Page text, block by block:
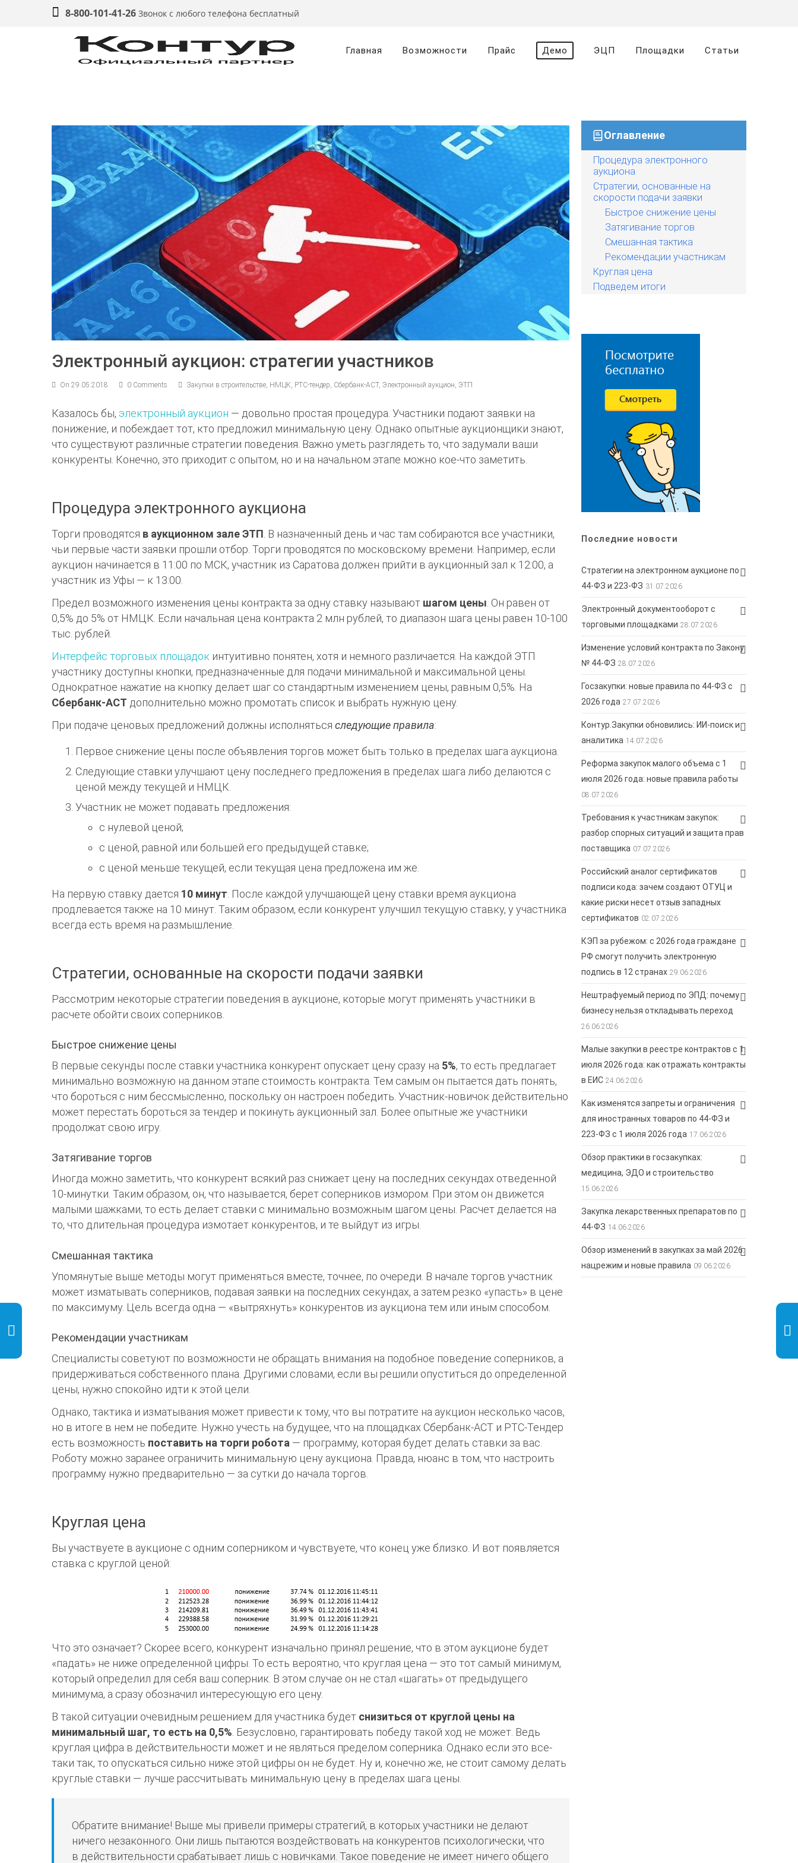
8-800-101-41-26 Звонок с любого телефона бесплатный
Главная Возможности Прайс Демо ЭЦП Площадки Статьи
Электронный аукцион: стратегии участников
On 29.05.2018 0 Comments Закупки в строительстве, НМЦК, РТС-тендер, Сбербанк-АСТ, Электронный аукцион, ЭТП
Казалось бы, электронный аукцион — довольно простая процедура. Участники подают заявки на
понижение, и побеждает тот, кто предложил минимальную цену. Однако опытные аукционщики знают,
что существуют различные стратегии поведения. Важно уметь разглядеть то, что задумали ваши
конкуренты. Конечно, это приходит с опытом, но и на начальном этапе можно кое-что заметить.
Процедура электронного аукциона
Торги проводятся в аукционном зале ЭТП . В назначенный день и час там собираются все участники,
чьи первые части заявки прошли отбор. Торги проводятся по московскому времени. Например, если
аукцион начинается в 11:00 по МСК, участник из Саратова должен прийти в аукционный зал к 12:00, а
участник из Уфы — к 13:00.
Предел возможного изменения цены контракта за одну ставку называют шагом цены . Он равен от
0,5% до 5% от НМЦК. Если начальная цена контракта 2 млн рублей, то диапазон шага цены равен 10-100
тыс. рублей.
Интерфейс торговых площадок интуитивно понятен, хотя и немного различается. На каждой ЭТП
участнику доступны кнопки, предназначенные для подачи минимальной и максимальной цены.
Однократное нажатие на кнопку делает шаг со стандартным изменением цены, равным 0,5%. На
Сбербанк-АСТ дополнительно можно промотать список и выбрать нужную цену.
При подаче ценовых предложений должны исполнятьсяследующие правила:
Первое снижение цены после объявления торгов может быть только в пределах шага аукциона.
Следующие ставки улучшают цену последнего предложения в пределах шага либо делаются с
ценой между текущей и НМЦК.
Участник не может подавать предложения:
с нулевой ценой;
с ценой, равной или большей его предыдущей ставке;
с ценой меньше текущей, если текущая цена предложена им же.
На первую ставку дается 10 минут . После каждой улучшающей цену ставки время аукциона
продлевается также на 10 минут. Таким образом, если конкурент улучшил текущую ставку, у участника
всегда есть время на размышление.
Стратегии, основанные на скорости подачи заявки
Рассмотрим некоторые стратегии поведения в аукционе, которые могут применять участники в
расчете обойти своих соперников.
Быстрое снижение цены
В первые секунды после ставки участника конкурент опускает цену сразу на 5%, то есть предлагает
минимально возможную на данном этапе стоимость контракта. Тем самым он пытается дать понять,
что бороться с ним бессмысленно, поскольку он настроен победить. Участник-новичок действительно
может перестать бороться за тендер и покинуть аукционный зал. Более опытные же участники
продолжат свою игру.
Затягивание торгов
Иногда можно заметить, что конкурент всякий раз снижает цену на последних секундах отведенной
10-минутки. Таким образом, он, что называется, берет соперников измором. При этом он движется
малыми шажками, то есть делает ставки с минимально возможным шагом цены. Расчет делается на
то, что длительная процедура измотает конкурентов, и те выйдут из игры.
Смешанная тактика
Упомянутые выше методы могут применяться вместе, точнее, по очереди. В начале торгов участник
может изматывать соперников, подавая заявки на последних секундах, а затем резко «упасть» в цене
по максимуму. Цель всегда одна — «вытряхнуть» конкурентов из аукциона тем или иным способом.
Рекомендации участникам
Специалисты советуют по возможности не обращать внимания на подобное поведение соперников, а
придерживаться собственного плана. Другими словами, если вы решили опуститься до определенной
цены, нужно спокойно идти к этой цели.
Однако, тактика и изматывания может привести к тому, что вы потратите на аукцион несколько часов,
но в итоге в нем не победите. Нужно учесть на будущее, что на площадках Сбербанк-АСТ и РТС-Тендер
есть возможность поставить на торги робота — программу, которая будет делать ставки за вас.
Роботу можно заранее ограничить минимальную цену аукциона. Правда, нюанс в том, что настроить
программу нужно предварительно — за сутки до начала торгов.
Круглая цена
Вы участвуете в аукционе с одним соперником и чувствуете, что конец уже близко. И вот появляется
ставка с круглой ценой:
Что это означает? Скорее всего, конкурент изначально принял решение, что в этом аукционе будет
«падать» не ниже определенной цифры. То есть вероятно, что круглая цена — это тот самый минимум,
который определил для себя ваш соперник. В этом случае он не стал «шагать» от предыдущего
минимума, а сразу обозначил интересующую его цену.
В такой ситуации очевидным решением для участника будет снизиться от круглой цены на
минимальный шаг, то есть на 0,5%. Безусловно, гарантировать победу такой ход не может. Ведь
круглая цифра в действительности может и не являться пределом соперника. Однако если это все-
таки так, то опускаться сильно ниже этой цифры он не будет. Ну и, конечно же, не стоит самому делать
круглые ставки — лучше рассчитывать минимальную цену в пределах шага цены.
Обратите внимание! Выше мы привели примеры стратегий, в которых участники не делают
ничего незаконного. Они лишь пытаются воздействовать на конкурентов психологически, что
в действительности срабатывает лишь с новичками. Такое поведение не имеет ничего общего
Оглавление
Процедура электронного
аукциона
Стратегии, основанные на
скорости подачи заявки
Быстрое снижение цены
Затягивание торгов
Смешанная тактика
Рекомендации участникам
Круглая цена
Подведем итоги
Последние новости
Стратегии на электронном аукционе по
44-ФЗ и 223-ФЗ 31.07.2026
Электронный документооборот с
торговыми площадками 28.07.2026
Изменение условий контракта по Закону
№ 44-ФЗ 28.07.2026
Госзакупки: новые правила по 44-ФЗ с
2026 года 27.07.2026
Контур.Закупки обновились: ИИ-поиск и
аналитика 14.07.2026
Реформа закупок малого объема с 1
июля 2026 года: новые правила работы
08.07.2026
Требования к участникам закупок:
разбор спорных ситуаций и защита прав
поставщика 07.07.2026
Российский аналог сертификатов
подписи кода: зачем создают ОТУЦ и
какие риски несет отзыв западных
сертификатов 02.07.2026
КЭП за рубежом: с 2026 года граждане
РФ смогут получить электронную
подпись в 12 странах 29.06.2026
Нештрафуемый период по ЭПД: почему
бизнесу нельзя откладывать переход
26.06.2026
Малые закупки в реестре контрактов с 1
июля 2026 года: как отражать контракты
в ЕИС 24.06.2026
Как изменятся запреты и ограничения
для иностранных товаров по 44-ФЗ и
223-ФЗ с 1 июля 2026 года 17.06.2026
Обзор практики в госзакупках:
медицина, ЭДО и строительство
15.06.2026
Закупка лекарственных препаратов по
44-ФЗ 14.06.2026
Обзор изменений в закупках за май 2026:
нацрежим и новые правила 09.06.2026